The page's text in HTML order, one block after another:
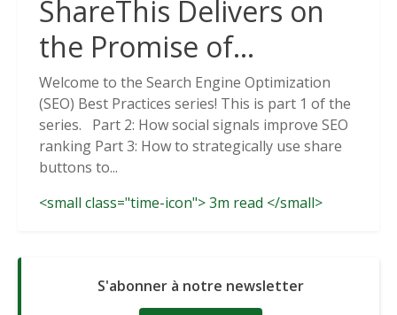
ShareThis Delivers on
the Promise of
Cookieless Data
Solutions
Welcome to the Search Engine Optimization
(SEO) Best Practices series! This is part 1 of the
series. Part 2: How social signals improve SEO
ranking Part 3: How to strategically use share
buttons to...
<small class="time-icon"> 3m read </small>
S'abonner à notre newsletter